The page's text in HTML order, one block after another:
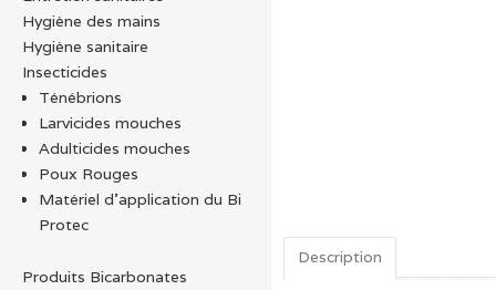
Description
Hygiène des mains
Hygiène sanitaire
Insecticides
Ténébrions
Larvicides mouches
Adulticides mouches
Poux Rouges
Matériel d’application du Bi
Protec
Produits Bicarbonates